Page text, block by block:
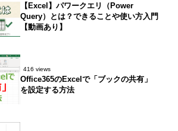
【Excel】パワークエリ（Power
Query）とは？できることや使い方入門
【動画あり】
416 views
Office365のExcelで「ブックの共有」
を設定する方法